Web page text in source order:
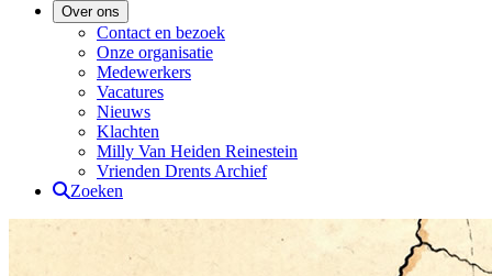
Over ons
Contact en bezoek
Onze organisatie
Medewerkers
Vacatures
Nieuws
Klachten
Milly Van Heiden Reinestein
Vrienden Drents Archief
Zoeken
Drents Archief